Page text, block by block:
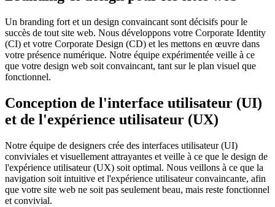
Un branding fort et un design convaincant sont décisifs pour le
succès de tout site web. Nous développons votre Corporate Identity
(CI) et votre Corporate Design (CD) et les mettons en œuvre dans
votre présence numérique. Notre équipe expérimentée veille à ce
que votre design web soit convaincant, tant sur le plan visuel que
fonctionnel.
Conception de l'interface utilisateur (UI)
et de l'expérience utilisateur (UX)
Notre équipe de designers crée des interfaces utilisateur (UI)
conviviales et visuellement attrayantes et veille à ce que le design de
l'expérience utilisateur (UX) soit optimal. Nous veillons à ce que la
navigation soit intuitive et l'expérience utilisateur convaincante, afin
que votre site web ne soit pas seulement beau, mais reste fonctionnel
et convivial.